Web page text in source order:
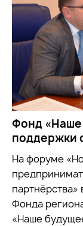
Фонд «Наше
поддержки
На форуме
Фонда
«Наше